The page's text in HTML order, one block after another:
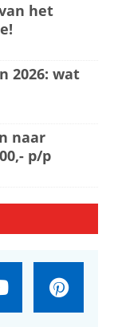
het
2026: wat
naar
p/p